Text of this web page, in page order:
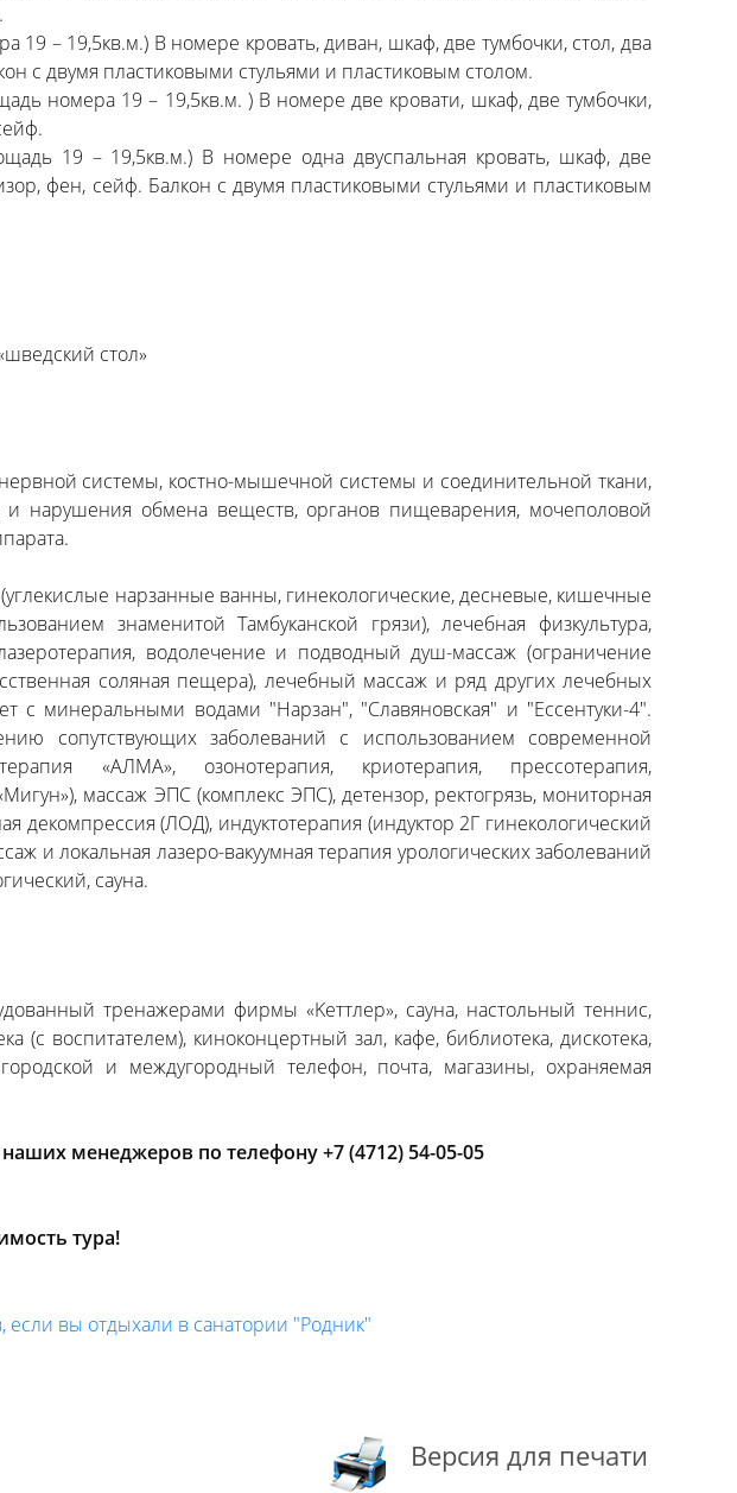
19 – 19,5кв.м.) В номере кровать, диван, шкаф, две тумбочки, стол, два
с двумя пластиковыми стульями и пластиковым столом.
номера 19 – 19,5кв.м. ) В номере две кровати, шкаф, две тумбочки,
19 – 19,5кв.м.) В номере одна двуспальная кровать, шкаф, две
фен, сейф. Балкон с двумя пластиковыми стульями и пластиковым
стол»
системы, костно-мышечной системы и соединительной ткани,
и нарушения обмена веществ, органов пищеварения, мочеполовой
нарзанные ванны, гинекологические, десневые, кишечные
знаменитой Тамбуканской грязи), лечебная физкультура,
водолечение и подводный душ-массаж (ограничение
соляная пещера), лечебный массаж и ряд других лечебных
с минеральными водами "Нарзан", "Славяновская" и "Ессентуки-4".
сопутствующих заболеваний с использованием современной
«АЛМА», озонотерапия, криотерапия, прессотерапия,
массаж ЭПС (комплекс ЭПС), детензор, ректогрязь, мониторная
декомпрессия (ЛОД), индуктотерапия (индуктор 2Г гинекологический
и локальная лазеро-вакуумная терапия урологических заболеваний
сауна.
тренажерами фирмы «Kеттлер», сауна, настольный теннис,
(с воспитателем), киноконцертный зал, кафе, библиотека, дискотека,
и междугородный телефон, почта, магазины, охраняемая
менеджеров по телефону +7 (4712) 54-05-05
тура!
если вы отдыхали в санатории "Родник"
Версия для печати